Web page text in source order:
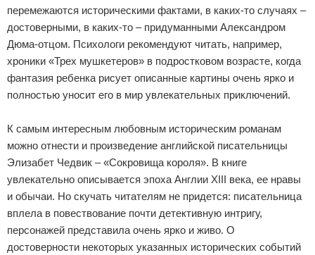
перемежаются историческими фактами, в каких-то случаях –
достоверными, в каких-то – придуманными Александром
Дюма-отцом. Психологи рекомендуют читать, например,
хроники «Трех мушкетеров» в подростковом возрасте, когда
фантазия ребенка рисует описанные картины очень ярко и
полностью уносит его в мир увлекательных приключений.
К самым интересным любовным историческим романам
можно отнести и произведение английской писательницы
Элизабет Чедвик – «Сокровища короля». В книге
увлекательно описывается эпоха Англии XIII века, ее нравы
и обычаи. Но скучать читателям не придется: писательница
вплела в повествование почти детективную интригу,
персонажей представила очень ярко и живо. О
достоверности некоторых указанных исторических событий